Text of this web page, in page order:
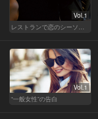
Vol.1
Vol.1
“一般女性”の告白